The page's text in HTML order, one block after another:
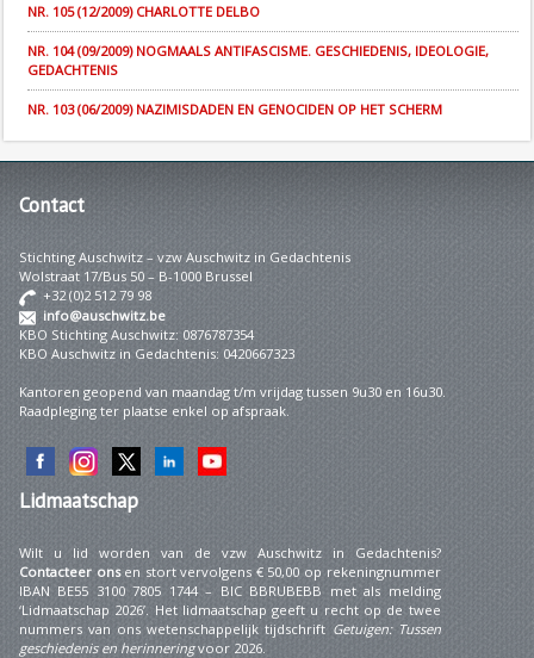
NR. 105 (12/2009) CHARLOTTE DELBO
NR. 104 (09/2009) NOGMAALS ANTIFASCISME. GESCHIEDENIS, IDEOLOGIE,
GEDACHTENIS
NR. 103 (06/2009) NAZIMISDADEN EN GENOCIDEN OP HET SCHERM
Contact
Stichting Auschwitz – vzw Auschwitz in Gedachtenis
Wolstraat 17/Bus 50 – B-1000 Brussel
+32 (0)2 512 79 98
info@auschwitz.be
KBO Stichting Auschwitz: 0876787354
KBO Auschwitz in Gedachtenis: 0420667323
Kantoren geopend van maandag t/m vrijdag tussen 9u30 en 16u30.
Raadpleging ter plaatse enkel op afspraak.
Lidmaatschap
Wilt u lid worden van de vzw Auschwitz in Gedachtenis?
Contacteer onsen stort vervolgens € 50,00 op rekeningnummer
IBAN BE55 3100 7805 1744 – BIC BBRUBEBB met als melding
‘Lidmaatschap 2026’. Het lidmaatschap geeft u recht op de twee
nummers van ons wetenschappelijk tijdschrift Getuigen: Tussen
geschiedenis en herinneringvoor 2026.